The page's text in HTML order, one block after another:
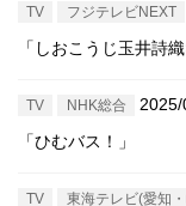
TV フジテレビNEXT
「しおこうじ玉井詩
TV NHK総合
「ひむバス！」
TV 東海テレビ(愛知